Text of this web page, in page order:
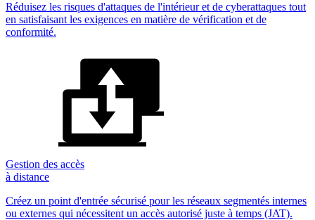
Réduisez les risques d'attaques de l'intérieur et de cyberattaques tout
en satisfaisant les exigences en matière de vérification et de
conformité.
Gestion des accès
à distance
Créez un point d'entrée sécurisé pour les réseaux segmentés internes
ou externes qui nécessitent un accès autorisé juste à temps (JAT).